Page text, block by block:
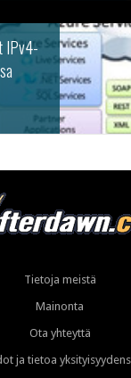
IPv4-
Tietoja meistä
Mainonta
Ota yhteyttä
ja tietoa